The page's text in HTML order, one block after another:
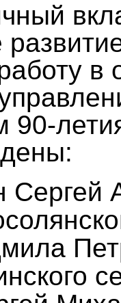
в
90-